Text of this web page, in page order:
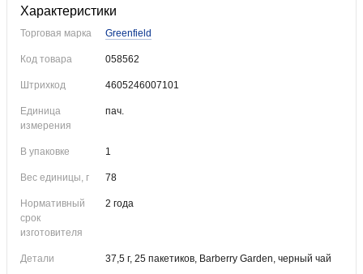
Характеристики
Торговая марка Greenfield
Код товара 058562
Штрихкод 4605246007101
Единица
измерения
пач.
В упаковке 1
Вес единицы, г 78
Нормативный
срок
изготовителя
2 года
Детали 37,5 г, 25 пакетиков, Barberry Garden, черный чай